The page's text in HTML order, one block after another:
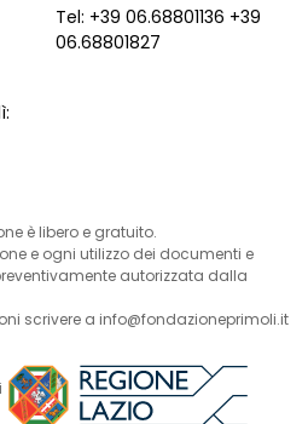
Tel: +39 06.68801136 +39
06.68801827
è libero e gratuito.
e ogni utilizzo dei documenti e
autorizzata dalla
scrivere a info@fondazioneprimoli.it